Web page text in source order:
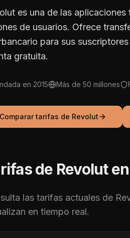
es una de las
de usuarios. Ofrece
para sus
gratuita.
en 2015 Más de 50 millones
Comparar tarifas de Revolut
de Revoluten
las tarifas actuales de
en tiempo real.